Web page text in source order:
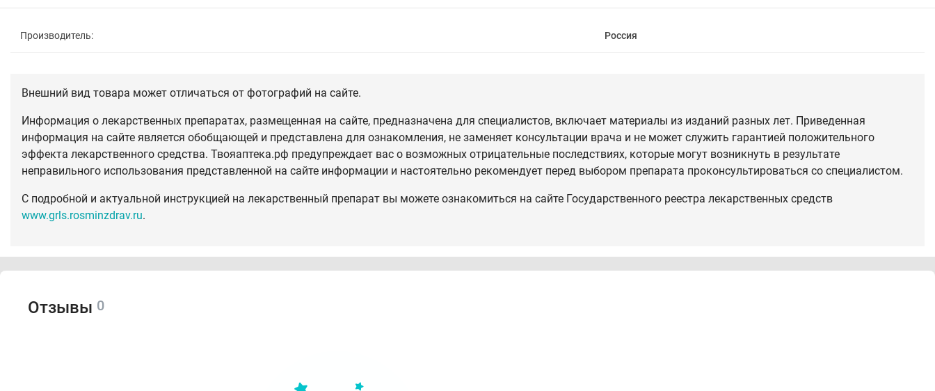
Производитель: Россия
Внешний вид товара может отличаться от фотографий на сайте.
Информация о лекарственных препаратах, размещенная на сайте, предназначена для специалистов, включает материалы из изданий разных лет. Приведенная
информация на сайте является обобщающей и представлена для ознакомления, не заменяет консультации врача и не может служить гарантией положительного
эффекта лекарственного средства. Твояаптека.рф предупреждает вас о возможных отрицательные последствиях, которые могут возникнуть в результате
неправильного использования представленной на сайте информации и настоятельно рекомендует перед выбором препарата проконсультироваться со специалистом.
С подробной и актуальной инструкцией на лекарственный препарат вы можете ознакомиться на сайте Государственного реестра лекарственных средств
www.grls.rosminzdrav.ru.
Отзывы 0